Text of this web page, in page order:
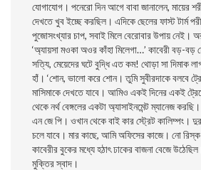
যােগাযােগ। পনেরাে দিন আগে বাবা জানালেন, মায়ের
দেখতে খুব ইচ্ছে করছিল। এদিকে ছেলের ফাস্ট টার্ম
পুজোসংখ্যার চাপ, সবাই মিলে বেরােবার উপায় নেই।
‘অ্যায়সা মওকা অওর কাঁহা মিলেগা…’ কাবেরী বড়-বড়
সত্যি, মেয়েদের ঘটে বুদ্ধি এত কম! থােড়া সা দিমাক
হাঁ। ‘শােন, ভালাে করে শােন। তুমি সুবীরদাকে বলবে
মাসিমাকে দেখতে যাবে। আমিও একই দিনের একই
থেকে নর্থ বেঙ্গলের একটা অ্যাসাইনমেন্ট ম্যানেজ
এন জে পি। ওখান থেকে বাই কার স্ট্রেট কালিম্পং।
চলে যাবে। মার কাছে, আমি অফিসের কাজে। নাে
কাবেরীর বুকের মধ্যে হঠাৎ ঢাকের বাজনা বেজে
মুক্তির স্বাদ।